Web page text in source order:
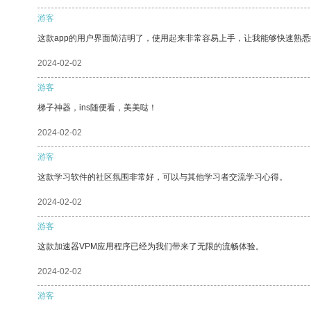
游客
这款app的用户界面简洁明了，使用起来非常容易上手，让我能够快速熟
2024-02-02
游客
梯子神器，ins随便看，美美哒！
2024-02-02
游客
这款学习软件的社区氛围非常好，可以与其他学习者交流学习心得。
2024-02-02
游客
这款加速器VPM应用程序已经为我们带来了无限的流畅体验。
2024-02-02
游客